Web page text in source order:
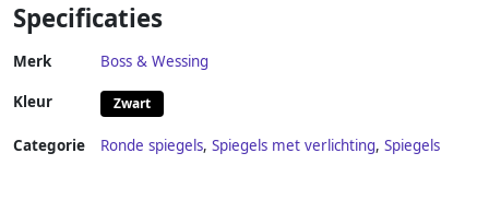
Specificaties
Merk Boss & Wessing
Kleur Zwart
Categorie Ronde spiegels, Spiegels met verlichting, Spiegels